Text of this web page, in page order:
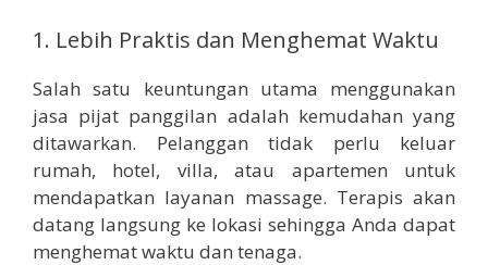
1. Lebih Praktis dan Menghemat Waktu
Salah satu keuntungan utama menggunakan
jasa pijat panggilan adalah kemudahan yang
ditawarkan. Pelanggan tidak perlu keluar
rumah, hotel, villa, atau apartemen untuk
mendapatkan layanan massage. Terapis akan
datang langsung ke lokasi sehingga Anda dapat
menghemat waktu dan tenaga.